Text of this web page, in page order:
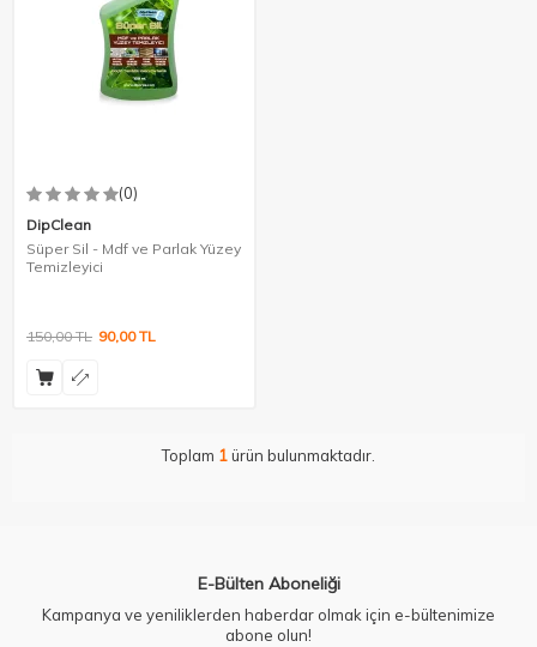
(0)
DipClean
Süper Sil - Mdf ve Parlak Yüzey
Temizleyici
150,00TL 90,00TL
Toplam 1ürün bulunmaktadır.
E-Bülten Aboneliği
Kampanya ve yeniliklerden haberdar olmak için e-bültenimize
abone olun!